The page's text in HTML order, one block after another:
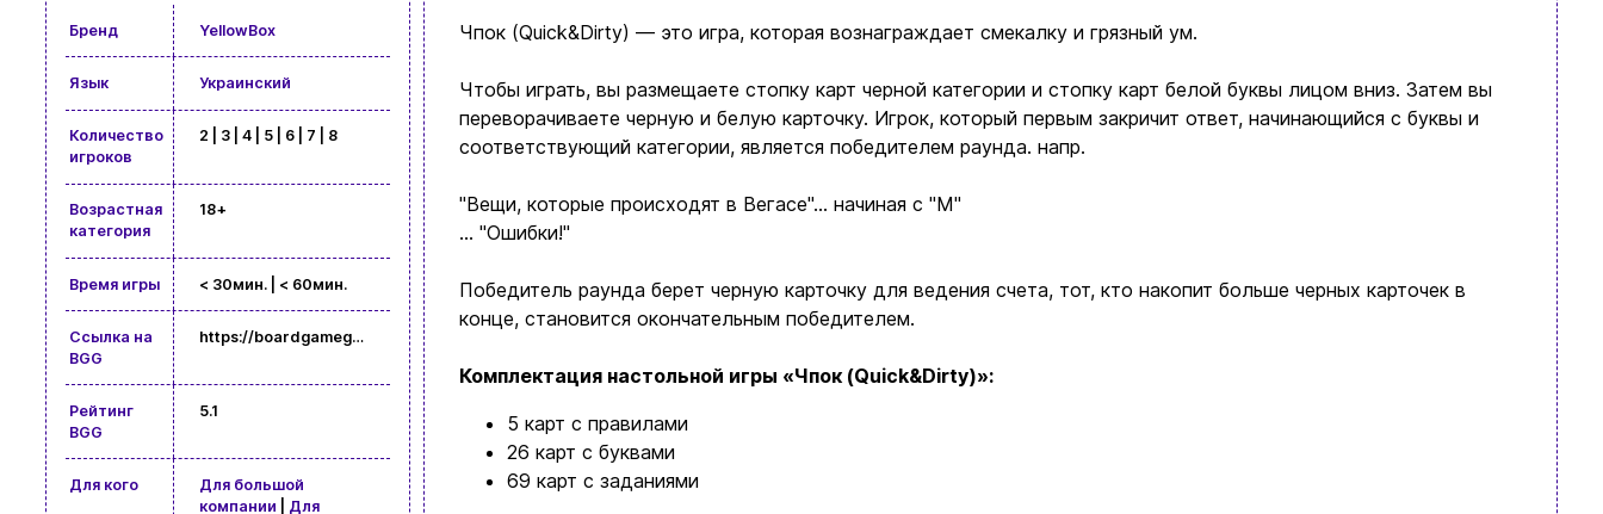
Бренд YellowBox
Язык Украинский
Количество
игроков
2 | 3 | 4 | 5 | 6 | 7 | 8
Возрастная
категория
18+
Время игры < 30мин. | < 60мин.
Ссылка на
BGG
https://boardgamegeek.com/boardgame/196564
Рейтинг
BGG
5.1
Для кого
Для большой
компании
Для
Чпок (Quick&Dirty) — это игра, которая вознаграждает смекалку и грязный ум.
Чтобы играть, вы размещаете стопку карт черной категории и стопку карт белой буквы лицом вниз. Затем вы
переворачиваете черную и белую карточку. Игрок, который первым закричит ответ, начинающийся с буквы и
соответствующий категории, является победителем раунда. напр.
"Вещи, которые происходят в Вегасе"... начиная с "М"
... "Ошибки!"
Победитель раунда берет черную карточку для ведения счета, тот, кто накопит больше черных карточек в
конце, становится окончательным победителем.
Комплектация настольной игры «Чпок (Quick&Dirty)»:
5 карт с правилами
26 карт с буквами
69 карт с заданиями
Ввойти